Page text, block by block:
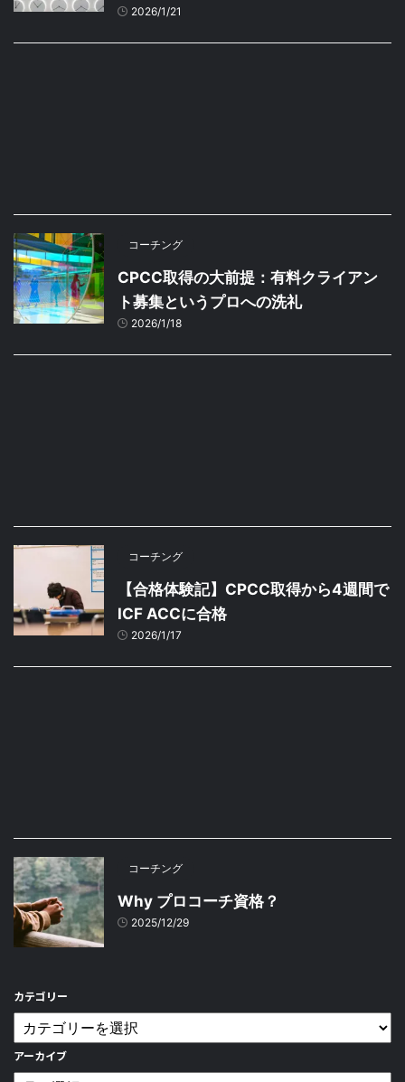
2026/1/21
コーチング
CPCC取得の大前提：有料クライアン
ト募集というプロへの洗礼
2026/1/18
コーチング
【合格体験記】CPCC取得から4週間で
ICF ACCに合格
2026/1/17
コーチング
Why プロコーチ資格？
2025/12/29
カテゴリー
アーカイブ